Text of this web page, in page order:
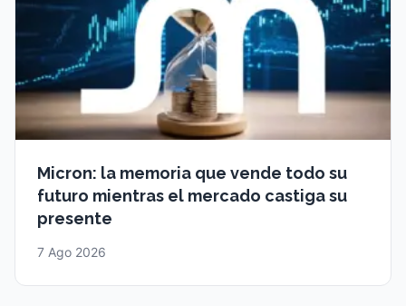
Micron: la memoria que vende todo su
futuro mientras el mercado castiga su
presente
7 Ago 2026